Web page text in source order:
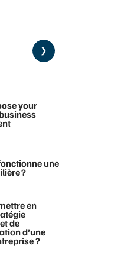
your
une
?
en
de
d’une
?